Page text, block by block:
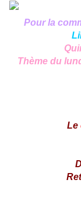
Pour la
Thème du
Le